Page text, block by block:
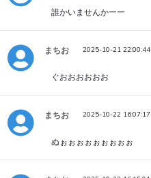
誰かいませんかーー
まちお 2025-10-21 22:00:44
ぐおおおおおお
まちお 2025-10-22 16:07:17
ぬぉぉぉぉぉぉぉぉぉ